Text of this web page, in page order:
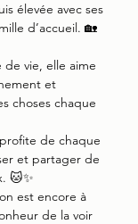
élevée avec ses
d’accueil. 🏡
vie, elle aime
et
choses chaque
de chaque
et partager de
🐱✨
est encore à
de la voir